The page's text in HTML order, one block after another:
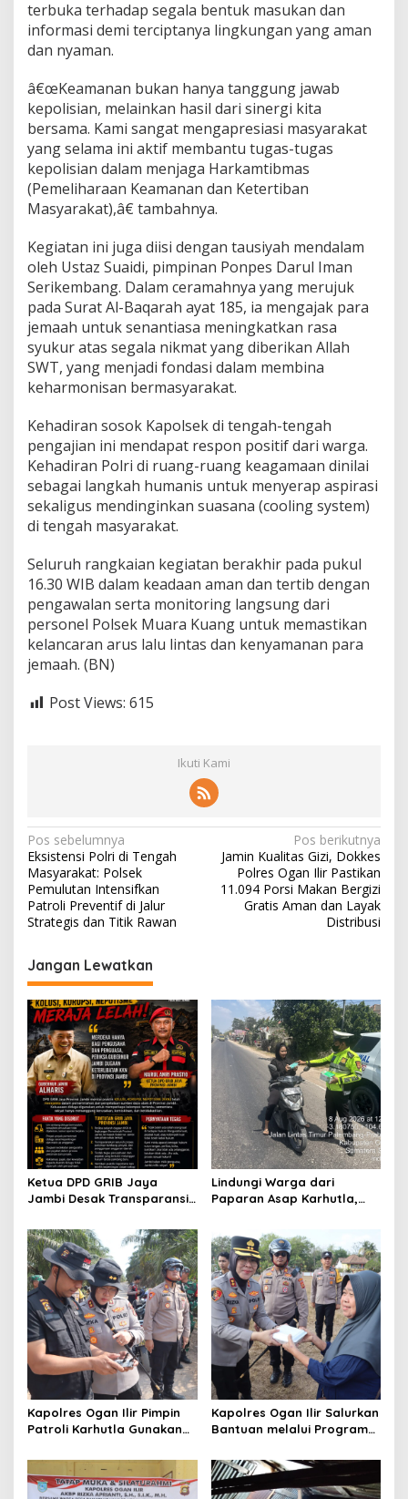
a
n
y
a
r
terbuka terhadap segala bentuk masukan dan
informasi demi terciptanya lingkungan yang aman
dan nyaman.
â€œKeamanan bukan hanya tanggung jawab
kepolisian, melainkan hasil dari sinergi kita
bersama. Kami sangat mengapresiasi masyarakat
yang selama ini aktif membantu tugas-tugas
kepolisian dalam menjaga Harkamtibmas
(Pemeliharaan Keamanan dan Ketertiban
Masyarakat),â€ tambahnya.
Kegiatan ini juga diisi dengan tausiyah mendalam
oleh Ustaz Suaidi, pimpinan Ponpes Darul Iman
Serikembang. Dalam ceramahnya yang merujuk
pada Surat Al-Baqarah ayat 185, ia mengajak para
jemaah untuk senantiasa meningkatkan rasa
syukur atas segala nikmat yang diberikan Allah
SWT, yang menjadi fondasi dalam membina
keharmonisan bermasyarakat.
Kehadiran sosok Kapolsek di tengah-tengah
pengajian ini mendapat respon positif dari warga.
Kehadiran Polri di ruang-ruang keagamaan dinilai
sebagai langkah humanis untuk menyerap aspirasi
sekaligus mendinginkan suasana (cooling system)
di tengah masyarakat.
Seluruh rangkaian kegiatan berakhir pada pukul
16.30 WIB dalam keadaan aman dan tertib dengan
pengawalan serta monitoring langsung dari
personel Polsek Muara Kuang untuk memastikan
kelancaran arus lalu lintas dan kenyamanan para
jemaah. (BN)
Post Views: 615
Ikuti Kami
N
a
v
i
a
s
i
p
o
s
Pos sebelumnya
Eksistensi Polri di Tengah
Masyarakat: Polsek
Pemulutan Intensifkan
Patroli Preventif di Jalur
Strategis dan Titik Rawan
Pos berikutnya
Jamin Kualitas Gizi, Dokkes
Polres Ogan Ilir Pastikan
11.094 Porsi Makan Bergizi
Gratis Aman dan Layak
Distribusi
Jangan Lewatkan
Ketua DPD GRIB Jaya
Jambi Desak Transparansi
Minta Dugaan
Penyimpangan Diusut
Sesuai Hukum
Lindungi Warga dari
Paparan Asap Karhutla,
Masker dan Atur Lalu Lintas
di Lokasi Kebakaran
Kapolres Ogan Ilir Pimpin
Patroli Karhutla Gunakan
Perkuat Kesiapsiagaan
Hadapi Musim Kemarau
Kapolres Ogan Ilir Salurkan
Bantuan melalui Program
Kepedulian kepada
Masyarakat Desa Parit